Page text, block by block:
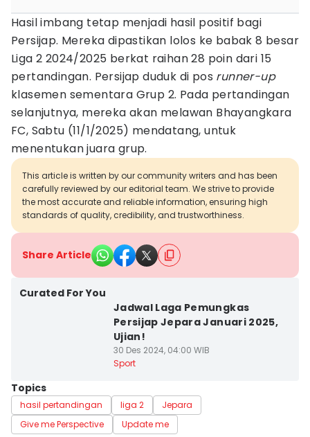
Hasil imbang tetap menjadi hasil positif bagi
Persijap. Mereka dipastikan lolos ke babak 8 besar
Liga 2 2024/2025 berkat raihan 28 poin dari 15
pertandingan. Persijap duduk di pos runner-up
klasemen sementara Grup 2. Pada pertandingan
selanjutnya, mereka akan melawan Bhayangkara
FC, Sabtu (11/1/2025) mendatang, untuk
menentukan juara grup.
This article is written by our community writers and has been
carefully reviewed by our editorial team. We strive to provide
the most accurate and reliable information, ensuring high
standards of quality, credibility, and trustworthiness.
Share Article
Curated For You
Jadwal Laga Pemungkas
Persijap Jepara Januari 2025,
Ujian!
30 Des 2024, 04:00 WIB
Sport
Topics
hasil pertandingan liga 2
Jepara
Give me Perspective
Update me